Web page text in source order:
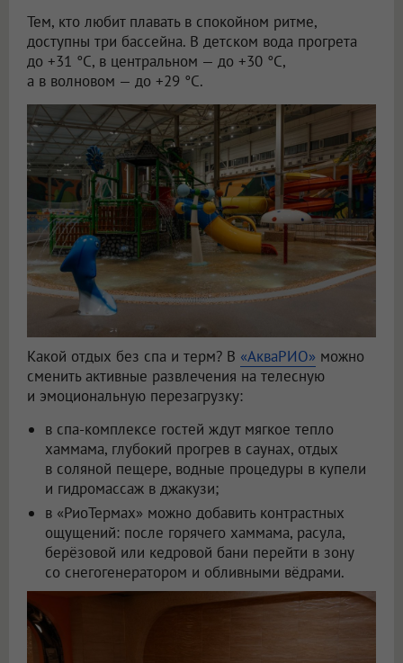
Тем, кто любит плавать в спокойном ритме,
доступны три бассейна. В детском вода прогрета
до +31 °C, в центральном — до +30 °C,
а в волновом — до +29 °C.
Какой отдых без спа и терм? В «АкваРИО» можно
сменить активные развлечения на телесную
и эмоциональную перезагрузку:
в спа-комплексе гостей ждут мягкое тепло
хаммама, глубокий прогрев в саунах, отдых
в соляной пещере, водные процедуры в купели
и гидромассаж в джакузи;
в «РиоТермах» можно добавить контрастных
ощущений: после горячего хаммама, расула,
берёзовой или кедровой бани перейти в зону
со снегогенератором и обливными вёдрами.